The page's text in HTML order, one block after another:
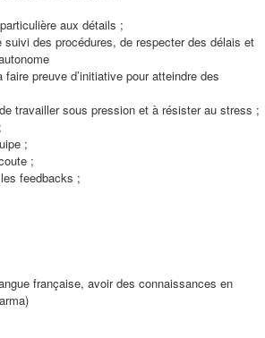
aux détails ;
des procédures, de respecter des délais et
preuve d’initiative pour atteindre des
travailler sous pression et à résister au stress ;
;
;
feedbacks ;
française, avoir des connaissances en